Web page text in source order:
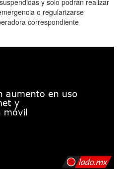
o regularizarse
correspondiente